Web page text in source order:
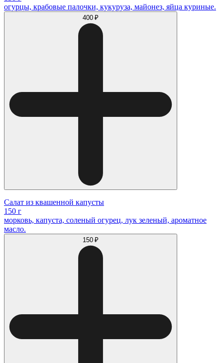
огурцы, крабовые палочки, кукуруза, майонез, яйца куриные.
400 ₽
Салат из квашенной капусты
150 г
морковь, капуста, соленый огурец, лук зеленый, ароматное
масло.
150 ₽